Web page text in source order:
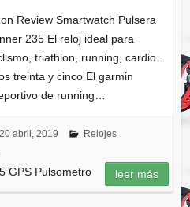
Review Smartwatch Pulsera
235 El reloj ideal para
triathlon, running, cardio..
treinta y cinco El garmin
de running…
20 abril, 2019
Relojes
GPS Pulsometro leer más